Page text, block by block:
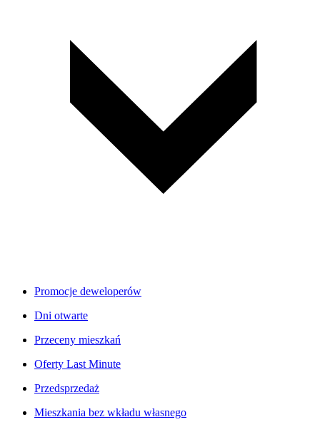
Promocje deweloperów
Dni otwarte
Przeceny mieszkań
Oferty Last Minute
Przedsprzedaż
Mieszkania bez wkładu własnego